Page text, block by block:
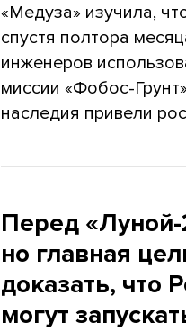
«Медуза» изучила,
спустя полтора
инженеров
миссии «Фобос-
наследия привели
Перед «Луной-
но главная
доказать, что
могут